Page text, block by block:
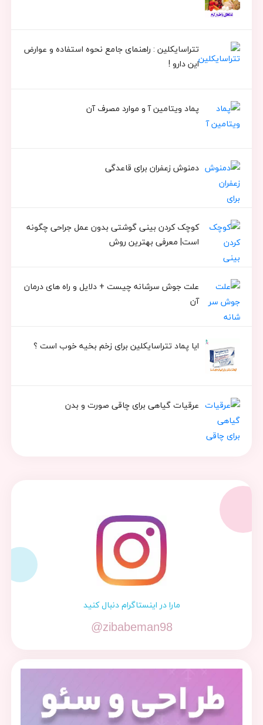
تتراسایکلین : راهنمای جامع نحوه استفاده و عوارض
این دارو !
پماد ویتامین آ و موارد مصرف آن
دمنوش زعفران برای قاعدگی
کوچک کردن بینی گوشتی بدون عمل جراحی چگونه
است| معرفی بهترین روش
علت جوش سرشانه چیست + دلایل و راه های درمان
آن
ایا پماد تتراسایکلین برای زخم بخیه خوب است ؟
عرقیات گیاهی برای چاقی صورت و بدن
مارا در اینستاگرام دنبال کنید
@zibabeman98